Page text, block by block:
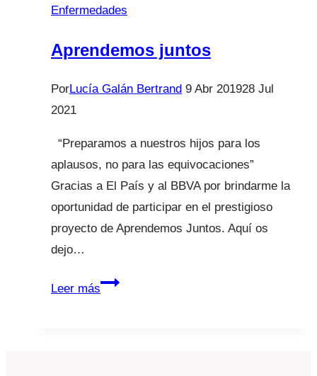
padres?
Enfermedades
Aprendemos juntos
PorLucía Galán Bertrand 9 Abr 201928 Jul
2021
“Preparamos a nuestros hijos para los
aplausos, no para las equivocaciones”
Gracias a El País y al BBVA por brindarme la
oportunidad de participar en el prestigioso
proyecto de Aprendemos Juntos. Aquí os
dejo…
Leer másAprendemos